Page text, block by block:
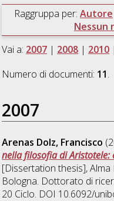
Raggruppa per: Autore
Nessun
Vai a: 2007 | 2008 | 2010
Numero di documenti: 11.
2007
Arenas Dolz, Francisco
nella filosofia di Aristotele:
[Dissertation thesis],
Bologna. Dottorato di
20 Ciclo. DOI 10.6092/